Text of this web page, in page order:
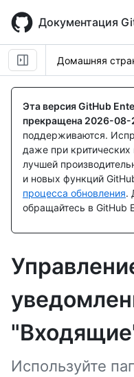
main
content
Документация
Домашняя
Эта версия GitHub
прекращена 2026-08-
поддерживаются.
даже при
лучшей
и новых функций
процесса обновления.
обращайтесь в GitHub
Используйте